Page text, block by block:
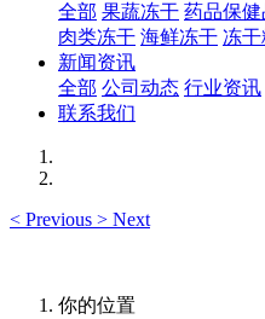
全部 果蔬冻干 药品保
肉类冻干 海鲜冻干 冻干
新闻资讯
全部 公司动态 行业资讯
联系我们
< Previous > Next
你的位置